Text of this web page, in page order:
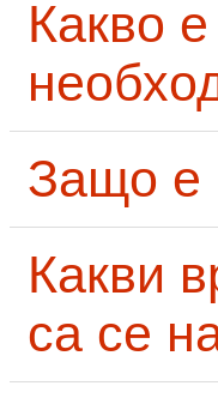
Какво
Защо е
Какви
са се